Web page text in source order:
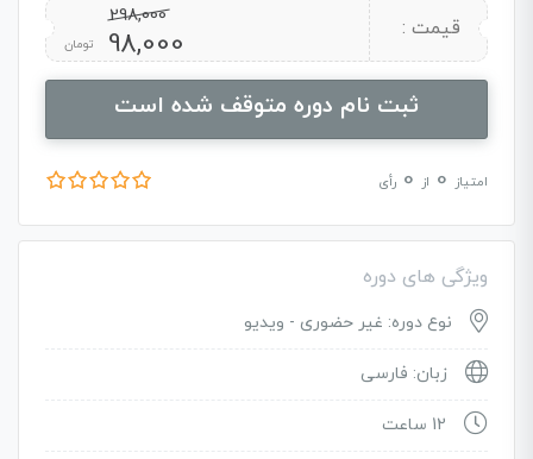
قیمت : 298,000
Original
price
was:
98,000 تومان
Current
price
is:
ثبت نام دوره متوقف شده است
امتیاز 0 از 0 رأی
ویژگی های دوره
نوع دوره: غیر حضوری - ویدیو
زبان: فارسی
12 ساعت